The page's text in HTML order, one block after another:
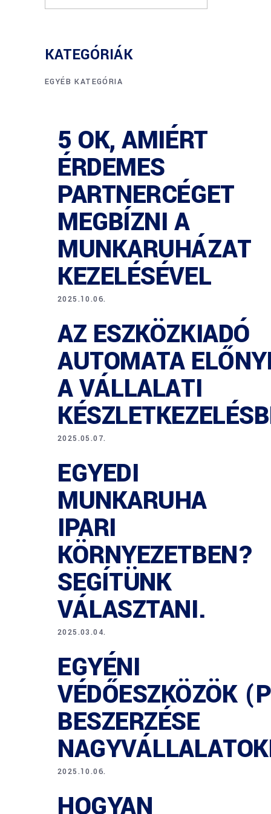
KATEGÓRIÁK
EGYÉB KATEGÓRIA
5 OK, AMIÉRT
ÉRDEMES
PARTNERCÉGET
MEGBÍZNI A
MUNKARUHÁZAT
KEZELÉSÉVEL
2025.10.06.
AZ ESZKÖZKIADÓ
AUTOMATA
A VÁLLALATI
2025.05.07.
EGYEDI
MUNKARUHA
IPARI
KÖRNYEZETBEN?
SEGÍTÜNK
VÁLASZTANI.
2025.03.04.
EGYÉNI
VÉDŐESZKÖZÖK
BESZERZÉSE
2025.10.06.
HOGYAN